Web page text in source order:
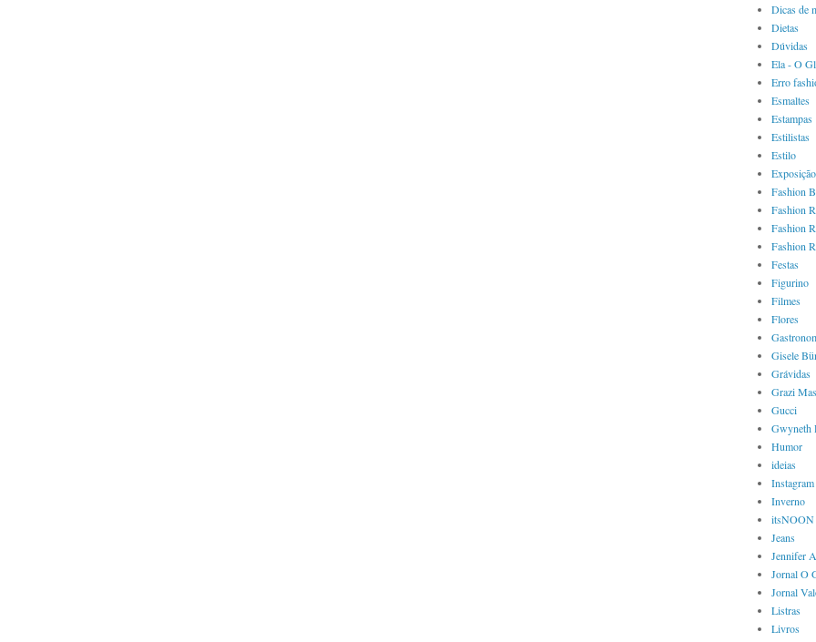
Dicas de
Dietas
Dúvidas
Ela - O
Erro
Esmaltes
Estampas
Estilistas
Estilo
Exposição
Fashion
Fashion
Fashion
Fashion
Festas
Figurino
Filmes
Flores
Gisele
Grávidas
Grazi
Gucci
Gwyneth
Humor
ideias
Instagram
Inverno
itsNOON
Jeans
Jennifer
Jornal O
Jornal
Listras
Livros